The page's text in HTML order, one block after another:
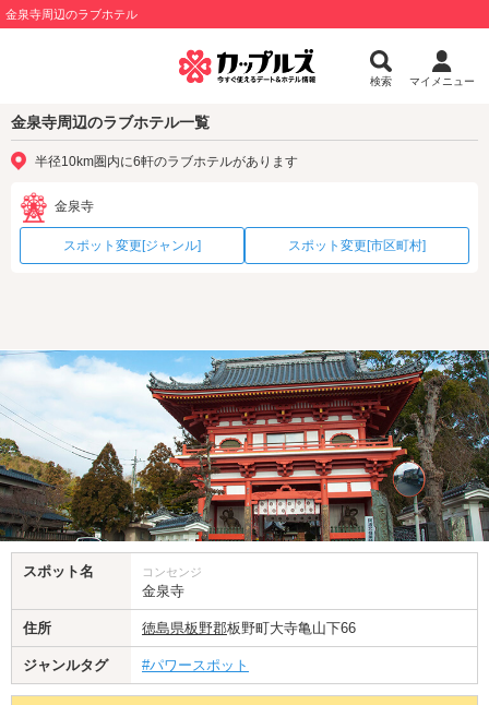
金泉寺周辺のラブホテル
検索 マイメニュー
金泉寺周辺のラブホテル一覧
半径10km圏内に6軒のラブホテルがあります
金泉寺
スポット変更[ジャンル] スポット変更[市区町村]
スポット名 コンセンジ
金泉寺
住所 徳島県板野郡板野町大寺亀山下66
ジャンルタグ #パワースポット